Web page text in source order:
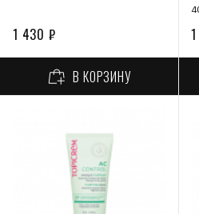
1 430 ₽
В КОРЗИНУ